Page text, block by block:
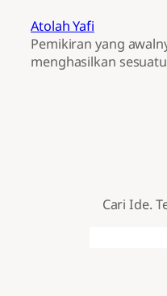
Atolah Yafi
Pemikiran yang
menghasilkan
Cari Ide.